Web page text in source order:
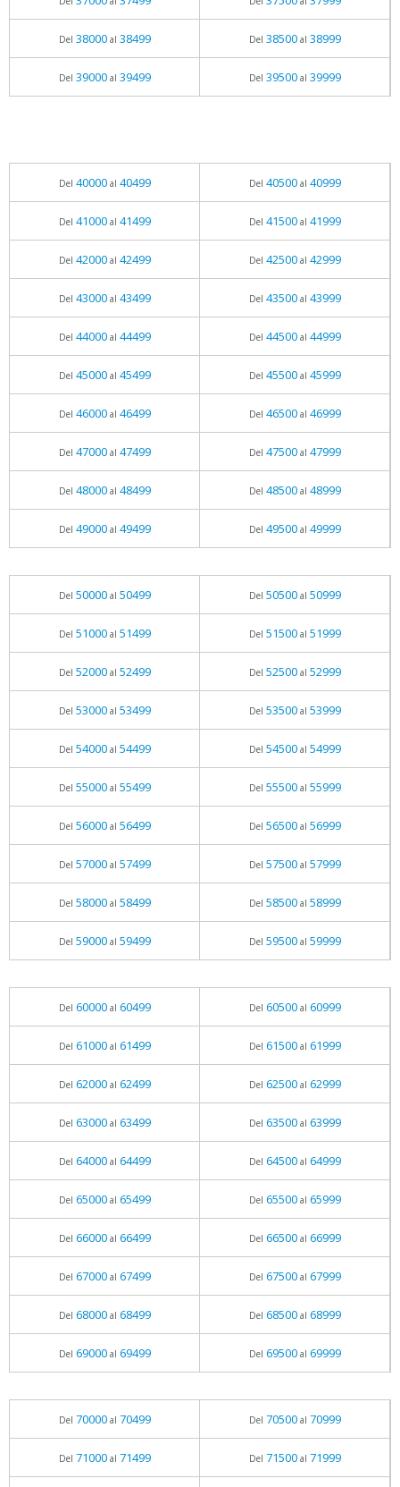
Del 38000al 38499 Del 38500al 38999
Del 39000al 39499 Del 39500al 39999
Del 40000al 40499 Del 40500al 40999
Del 41000al 41499 Del 41500al 41999
Del 42000al 42499 Del 42500al 42999
Del 43000al 43499 Del 43500al 43999
Del 44000al 44499 Del 44500al 44999
Del 45000al 45499 Del 45500al 45999
Del 46000al 46499 Del 46500al 46999
Del 47000al 47499 Del 47500al 47999
Del 48000al 48499 Del 48500al 48999
Del 49000al 49499 Del 49500al 49999
Del 50000al 50499 Del 50500al 50999
Del 51000al 51499 Del 51500al 51999
Del 52000al 52499 Del 52500al 52999
Del 53000al 53499 Del 53500al 53999
Del 54000al 54499 Del 54500al 54999
Del 55000al 55499 Del 55500al 55999
Del 56000al 56499 Del 56500al 56999
Del 57000al 57499 Del 57500al 57999
Del 58000al 58499 Del 58500al 58999
Del 59000al 59499 Del 59500al 59999
Del 60000al 60499 Del 60500al 60999
Del 61000al 61499 Del 61500al 61999
Del 62000al 62499 Del 62500al 62999
Del 63000al 63499 Del 63500al 63999
Del 64000al 64499 Del 64500al 64999
Del 65000al 65499 Del 65500al 65999
Del 66000al 66499 Del 66500al 66999
Del 67000al 67499 Del 67500al 67999
Del 68000al 68499 Del 68500al 68999
Del 69000al 69499 Del 69500al 69999
Del 70000al 70499 Del 70500al 70999
Del 71000al 71499 Del 71500al 71999